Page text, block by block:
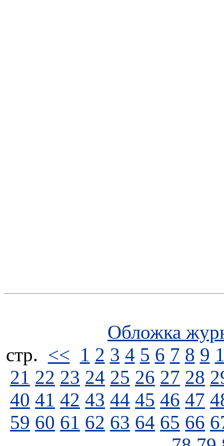
Обложка
стp. << 1 2 3 4 5 6 7 8 9
21 22 23 24 25 26 27 28
40 41 42 43 44 45 46 47
59 60 61 62 63 64 65 66